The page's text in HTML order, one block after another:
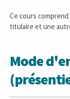
Ce cours
titulaire et une
Mode